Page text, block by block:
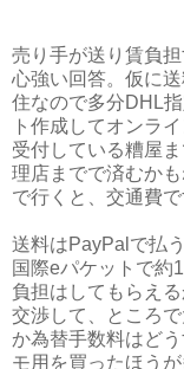
売り手が送り賃負
心強い回答。仮に
住なので多分DHL
ト作成してオンラ
受付している糟屋
理店までで済むか
で行くと、交通費
送料はPayPalで払
国際eパケットで約
負担はしてもらえ
交渉して、ところ
か為替手数料はど
モ用を買ったほう